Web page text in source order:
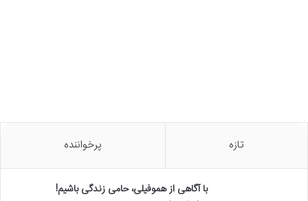
تازه پرخواننده
با آگاهی از هموفیلی، حامی زندگی باشیم!